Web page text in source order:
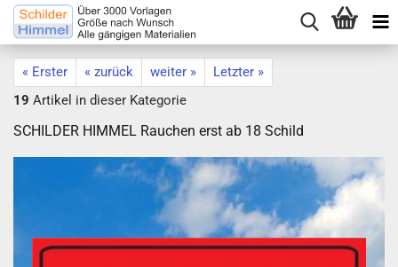
« Erster « zurück weiter »
Letzter »
19 Artikel in dieser Kategorie
SCHILDER HIMMEL Rauchen erst ab 18 Schild